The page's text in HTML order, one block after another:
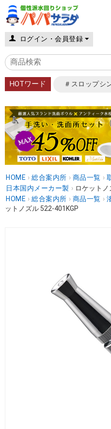
ログイン・会員登録
HOTワード ＃スロップシ
HOME › 総合案内所 › 商品一覧 ›
日本国内メーカー製 › ロケットノ
HOME › 総合案内所 › 商品一覧 ›
ットノズル 522-401KGP